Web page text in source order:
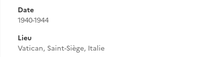
Date
1940-1944
Lieu
Vatican, Saint-Siège, Italie